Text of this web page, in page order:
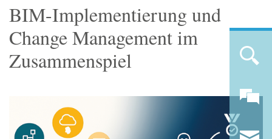
BIM-Implementierung und
Change Management im
Zusammenspiel